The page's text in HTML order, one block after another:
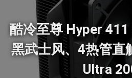
酷冷至尊 Hyper 411
黑武士风、4热管直
Ultra